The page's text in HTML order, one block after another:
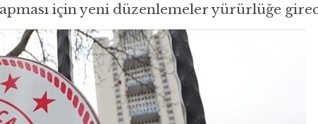
için yeni düzenlemeler yürürlüğe